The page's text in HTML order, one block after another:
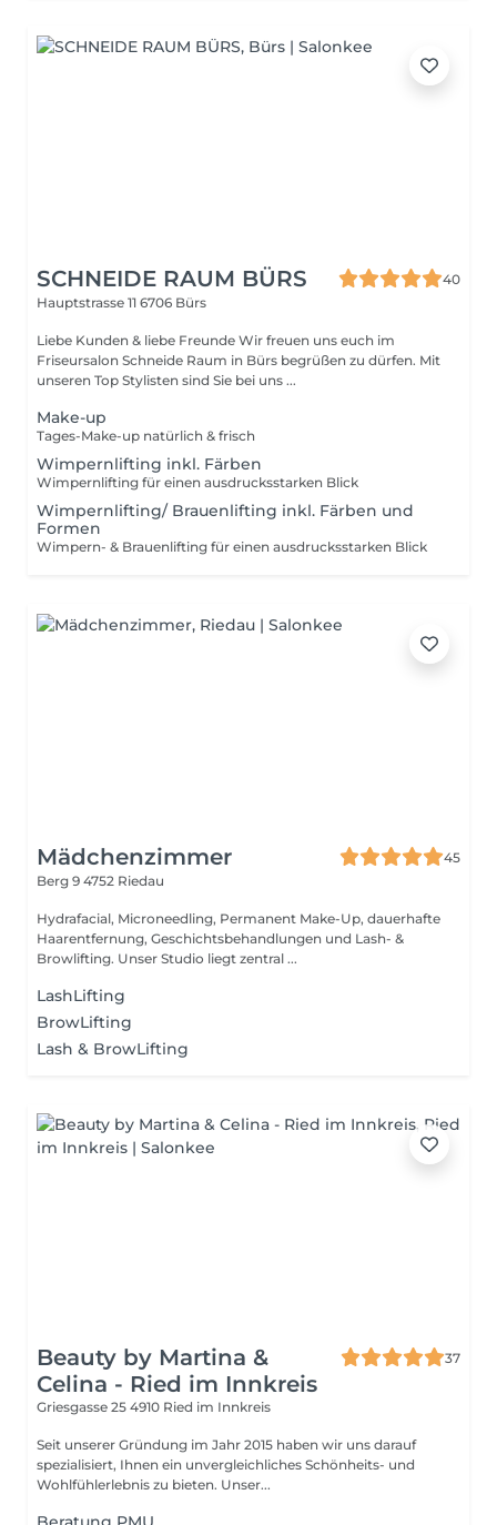
SCHNEIDE RAUM BÜRS
40
Hauptstrasse 11 6706 Bürs
Liebe Kunden & liebe Freunde Wir freuen uns euch im
Friseursalon Schneide Raum in Bürs begrüßen zu dürfen. Mit
unseren Top Stylisten sind Sie bei uns ...
Make-up
Tages-Make-up natürlich & frisch
Wimpernlifting inkl. Färben
Wimpernlifting für einen ausdrucksstarken Blick
Wimpernlifting/ Brauenlifting inkl. Färben und
Formen
Wimpern- & Brauenlifting für einen ausdrucksstarken Blick
Mädchenzimmer
45
Berg 9 4752 Riedau
Hydrafacial, Microneedling, Permanent Make-Up, dauerhafte
Haarentfernung, Geschichtsbehandlungen und Lash- &
Browlifting. Unser Studio liegt zentral ...
LashLifting
BrowLifting
Lash & BrowLifting
Beauty by Martina &
Celina - Ried im Innkreis
37
Griesgasse 25 4910 Ried im Innkreis
Seit unserer Gründung im Jahr 2015 haben wir uns darauf
spezialisiert, Ihnen ein unvergleichliches Schönheits- und
Wohlfühlerlebnis zu bieten. Unser...